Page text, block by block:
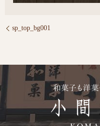
sp_top_bg001